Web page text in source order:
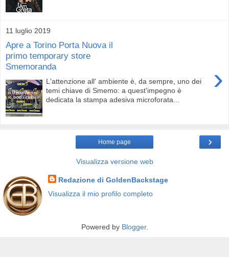
11 luglio 2019
Apre a Torino Porta Nuova il
primo temporary store
Smemoranda
›
L'attenzione all' ambiente è, da sempre, uno dei
temi chiave di Smemo: a quest'impegno è
dedicata la stampa adesiva microforata...
›
Home page
Visualizza versione web
Redazione di GoldenBackstage
Visualizza il mio profilo completo
Powered by Blogger.